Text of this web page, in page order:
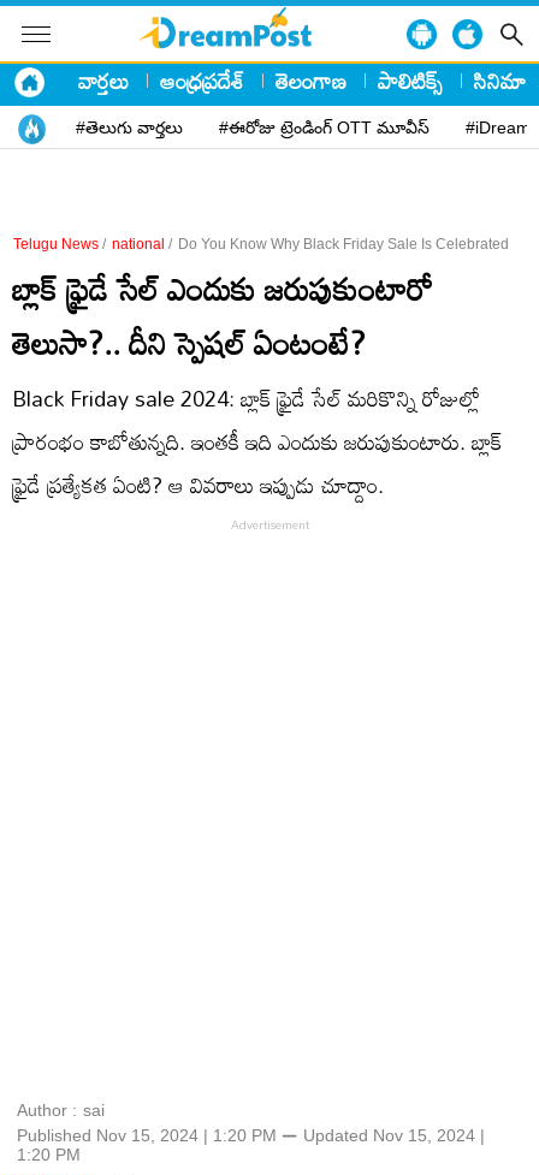
వార్తలు ఆంధ్రప్రదేశ్ తెలంగాణ పాలిటిక్స్ సినిమా
#తెలుగు వార్తలు #ఈరోజు ట్రెండింగ్ OTT మూవీస్
Telugu News / national / Do You Know Why Black Friday Sale Is Celebrated
బ్లాక్ ఫ్రైడే సేల్ ఎందుకు జరుపుకుంటారో
తెలుసా?.. దీని స్పెషల్ ఏంటంటే?
Black Friday sale 2024: బ్లాక్ ఫ్రైడే సేల్ మరికొన్ని రోజుల్లో
ప్రారంభం కాబోతున్నది. ఇంతకీ ఇది ఎందుకు జరుపుకుంటారు. బ్లాక్
ఫ్రైడే ప్రత్యేకత ఏంటి? ఆ వివరాలు ఇప్పుడు చూద్దాం.
Author : sai
Published Nov 15, 2024 | 1:20 PM ⚊ Updated Nov 15, 2024 |
1:20 PM